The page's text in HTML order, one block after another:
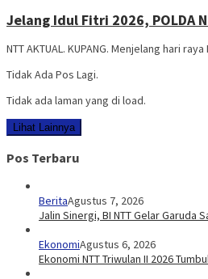
Jelang Idul Fitri 2026, POLDA
NTT AKTUAL. KUPANG. Menjelang hari
Tidak Ada Pos Lagi.
Tidak ada laman yang di load.
Lihat Lainnya
Pos Terbaru
BeritaAgustus 7, 2026
Jalin Sinergi, BI NTT Gelar Garuda
EkonomiAgustus 6, 2026
Ekonomi NTT Triwulan II 2026